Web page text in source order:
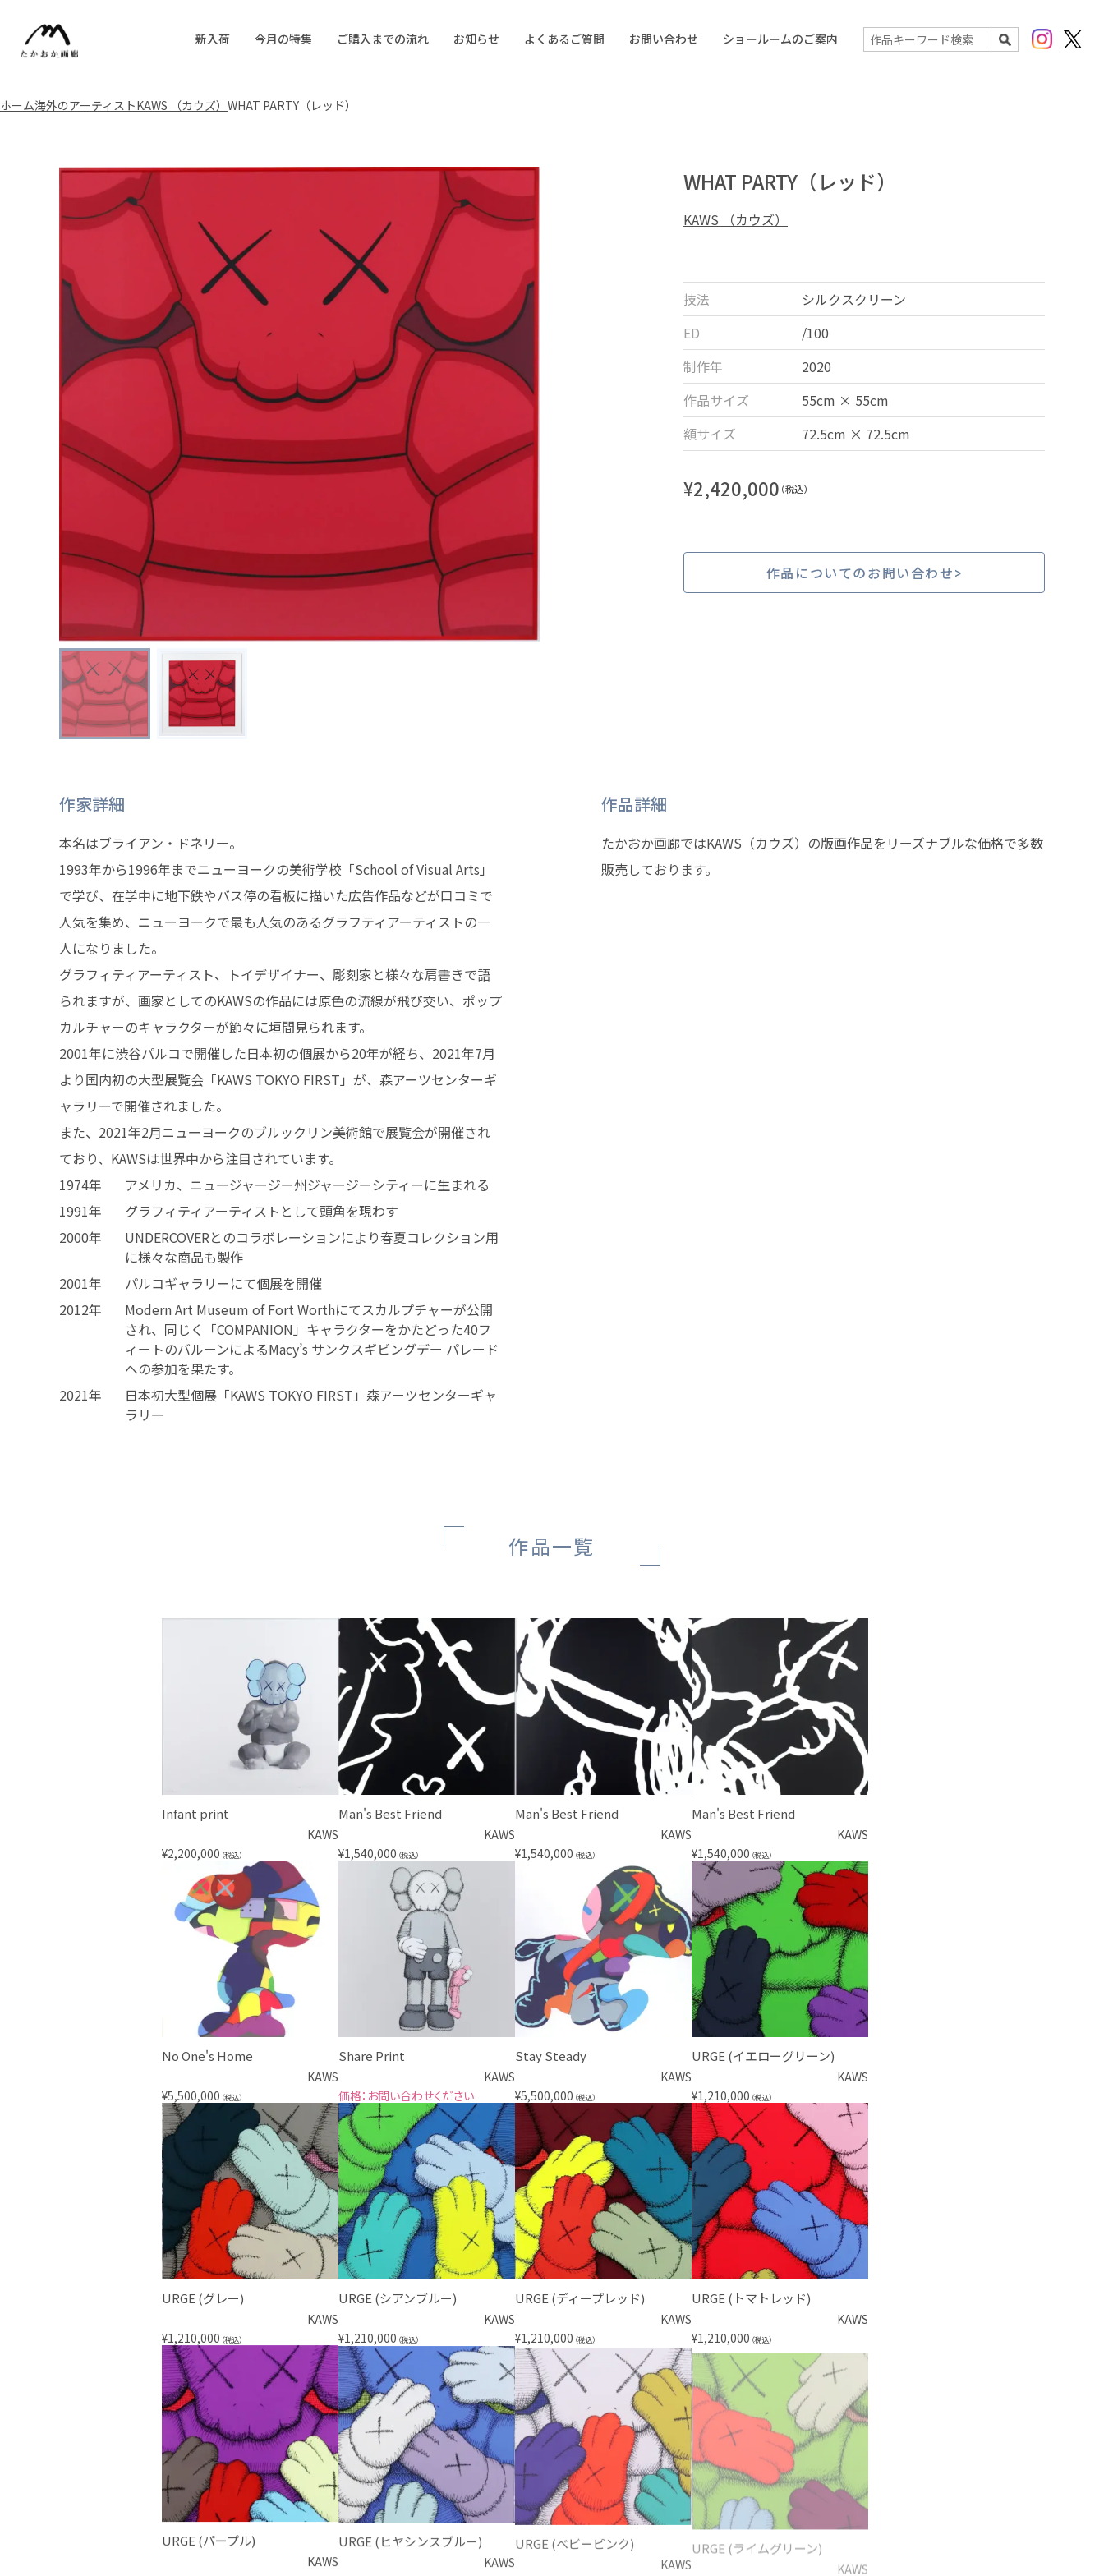
新入荷 今月の特集 ご購入までの流れ お知らせ よくあるご質問 お問い合わせ ショールームのご案内
検索
Instagram
ホーム海外のアーティストKAWS （カウズ） WHAT PARTY（レッド）
WHAT PARTY（レッド）
KAWS （カウズ）
技法
シルクスクリーン
ED
/100
制作年
2020
作品サイズ
55cm × 55cm
額サイズ
72.5cm × 72.5cm
¥2,420,000 （税込）
作品についてのお問い合わせ
作家詳細
本名はブライアン・ドネリー。
1993年から1996年までニューヨークの美術学校「School of Visual Arts」
で学び、在学中に地下鉄やバス停の看板に描いた広告作品などが口コミで
人気を集め、ニューヨークで最も人気のあるグラフティアーティストの一
人になりました。
グラフィティアーティスト、トイデザイナー、彫刻家と様々な肩書きで語
られますが、画家としてのKAWSの作品には原色の流線が飛び交い、ポップ
カルチャーのキャラクターが節々に垣間見られます。
2001年に渋谷パルコで開催した日本初の個展から20年が経ち、2021年7月
より国内初の大型展覧会「KAWS TOKYO FIRST」が、森アーツセンターギ
ャラリーで開催されました。
また、2021年2月ニューヨークのブルックリン美術館で展覧会が開催され
ており、KAWSは世界中から注目されています。
1974年
アメリカ、ニュージャージー州ジャージーシティーに生まれる
1991年
グラフィティアーティストとして頭角を現わす
2000年
UNDERCOVERとのコラボレーションにより春夏コレクション用
に様々な商品も製作
2001年
パルコギャラリーにて個展を開催
2012年
Modern Art Museum of Fort Worthにてスカルプチャーが公開
され、同じく「COMPANION」キャラクターをかたどった40フ
ィートのバルーンによるMacy’s サンクスギビングデー パレード
への参加を果たす。
2021年
日本初大型個展「KAWS TOKYO FIRST」森アーツセンターギャ
ラリー
作品詳細
たかおか画廊ではKAWS（カウズ）の版画作品をリーズナブルな価格で多数
販売しております。
作品一覧
Infant print
KAWS
¥2,200,000 （税込）
Man's Best Friend
KAWS
¥1,540,000 （税込）
Man's Best Friend
KAWS
¥1,540,000 （税込）
Man's Best Friend
KAWS
¥1,540,000 （税込）
No One's Home
KAWS
¥5,500,000 （税込）
Share Print
KAWS
お問い合わせください
Stay Steady
KAWS
¥5,500,000 （税込）
URGE (イエローグリーン)
KAWS
¥1,210,000 （税込）
URGE (グレー)
KAWS
¥1,210,000 （税込）
URGE (シアンブルー)
KAWS
¥1,210,000 （税込）
URGE (ディープレッド)
KAWS
¥1,210,000 （税込）
URGE (トマトレッド)
KAWS
¥1,210,000 （税込）
URGE (パープル)
KAWS
URGE (ヒヤシンスブルー)
KAWS
URGE (ベビーピンク)
KAWS
URGE (ライムグリーン)
KAWS